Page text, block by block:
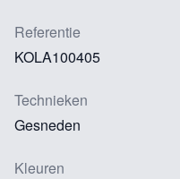
Referentie
KOLA100405
Technieken
Gesneden
Kleuren